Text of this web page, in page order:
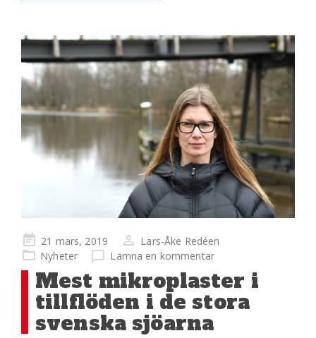
Publicerad
på
21 mars, 2019
Lars-Åke Redéen
Nyheter
Lämna en kommentar
Mest mikroplaster i
tillflöden i de stora
svenska sjöarna